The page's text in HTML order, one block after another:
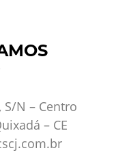
S/N – Centro
– CE